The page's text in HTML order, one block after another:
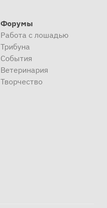
Форумы
Работа с лошадью
Трибуна
События
Ветеринария
Творчество